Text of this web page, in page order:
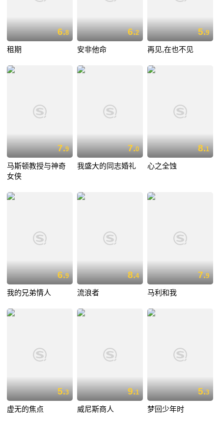
6.8
租期
6.2
安非他命
5.9
再见,在也不见
7.9
马斯顿教授与神奇
女侠
7.0
我盛大的同志婚礼
8.1
心之全蚀
6.9
我的兄弟情人
8.4
流浪者
7.9
马利和我
5.3
虚无的焦点
9.1
威尼斯商人
5.3
梦回少年时